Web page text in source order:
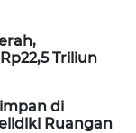
Triliun
di
Ruangan